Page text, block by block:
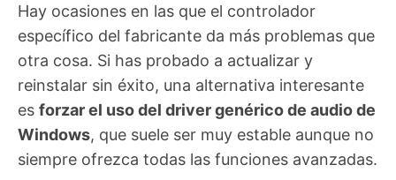
Hay ocasiones en las que el controlador
específico del fabricante da más problemas que
otra cosa. Si has probado a actualizar y
reinstalar sin éxito, una alternativa interesante
es forzar el uso del driver genérico de audio de
Windows, que suele ser muy estable aunque no
siempre ofrezca todas las funciones avanzadas.